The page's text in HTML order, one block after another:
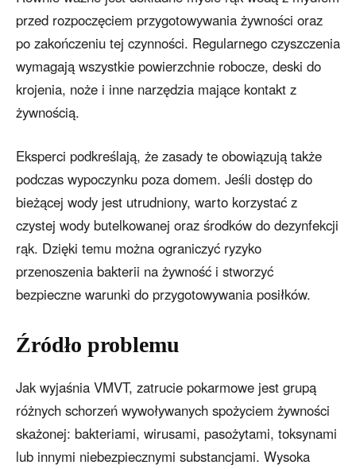
przed rozpoczęciem przygotowywania żywności oraz
po zakończeniu tej czynności. Regularnego czyszczenia
wymagają wszystkie powierzchnie robocze, deski do
krojenia, noże i inne narzędzia mające kontakt z
żywnością.
Eksperci podkreślają, że zasady te obowiązują także
podczas wypoczynku poza domem. Jeśli dostęp do
bieżącej wody jest utrudniony, warto korzystać z
czystej wody butelkowanej oraz środków do dezynfekcji
rąk. Dzięki temu można ograniczyć ryzyko
przenoszenia bakterii na żywność i stworzyć
bezpieczne warunki do przygotowywania posiłków.
Źródło problemu
Jak wyjaśnia VMVT, zatrucie pokarmowe jest grupą
różnych schorzeń wywoływanych spożyciem żywności
skażonej: bakteriami, wirusami, pasożytami, toksynami
lub innymi niebezpiecznymi substancjami. Wysoka